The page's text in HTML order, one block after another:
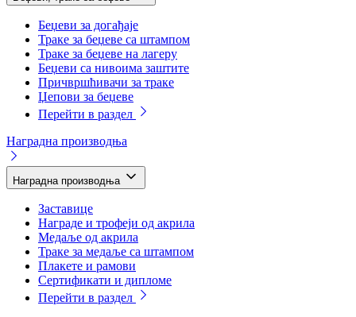
Беџеви за догађаје
Траке за беџеве са штампом
Траке за беџеве на лагеру
Беџеви са нивоима заштите
Причвршћивачи за траке
Џепови за беџеве
Перейти в раздел
Наградна производња
Наградна производња
Заставице
Награде и трофеји од акрила
Медаље од акрила
Траке за медаље са штампом
Плакете и рамови
Сертификати и дипломе
Перейти в раздел